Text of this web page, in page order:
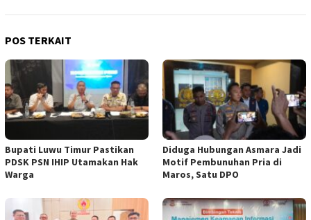
POS TERKAIT
Bupati Luwu Timur Pastikan
PDSK PSN IHIP Utamakan Hak
Warga
Diduga Hubungan Asmara Jadi
Motif Pembunuhan Pria di
Maros, Satu DPO